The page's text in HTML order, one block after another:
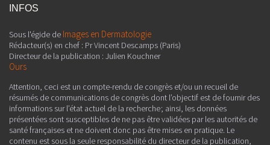
INFOS
Sous l'égide de Images en Dermatologie
Rédacteur(s) en chef : Pr Vincent Descamps (Paris)
Directeur de la publication : Julien Kouchner
Ours
Attention, ceci est un compte-rendu de congrès et/ou un recueil de
résumés de communications de congrès dont l’objectif est de fournir des
informations sur l’état actuel de la recherche ; ainsi, les données
présentées sont susceptibles de ne pas être validées par les autorités de
santé françaises et ne doivent donc pas être mises en pratique. Le
contenu est sous la seule responsabilité du directeur de la publication,